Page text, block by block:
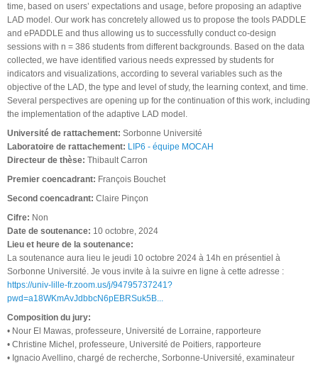
time, based on users’ expectations and usage, before proposing an adaptive
LAD model. Our work has concretely allowed us to propose the tools PADDLE
and ePADDLE and thus allowing us to successfully conduct co-design
sessions with n = 386 students from different backgrounds. Based on the data
collected, we have identified various needs expressed by students for
indicators and visualizations, according to several variables such as the
objective of the LAD, the type and level of study, the learning context, and time.
Several perspectives are opening up for the continuation of this work, including
the implementation of the adaptive LAD model.
Université de rattachement: Sorbonne Université
Laboratoire de rattachement: LIP6 - équipe MOCAH
Directeur de thèse: Thibault Carron
Premier coencadrant: François Bouchet
Second coencadrant: Claire Pinçon
Cifre: Non
Date de soutenance: 10 octobre, 2024
Lieu et heure de la soutenance:
La soutenance aura lieu le jeudi 10 octobre 2024 à 14h en présentiel à
Sorbonne Université. Je vous invite à la suivre en ligne à cette adresse :
https://univ-lille-fr.zoom.us/j/94795737241?
pwd=a18WKmAvJdbbcN6pEBRSuk5B...
Composition du jury:
• Nour El Mawas, professeure, Université de Lorraine, rapporteure
• Christine Michel, professeure, Université de Poitiers, rapporteure
• Ignacio Avellino, chargé de recherche, Sorbonne-Université, examinateur